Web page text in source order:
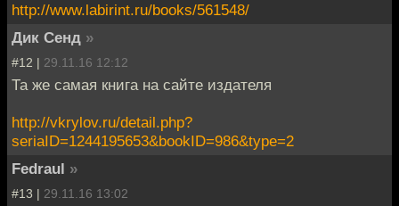
http://www.labirint.ru/books/561548/
Дик Сенд »
#12 | 29.11.16 12:12
Та же самая книга на сайте издателя
http://vkrylov.ru/detail.php?
seriaID=1244195653&bookID=986&type=2
Fedraul »
#13 | 29.11.16 13:02